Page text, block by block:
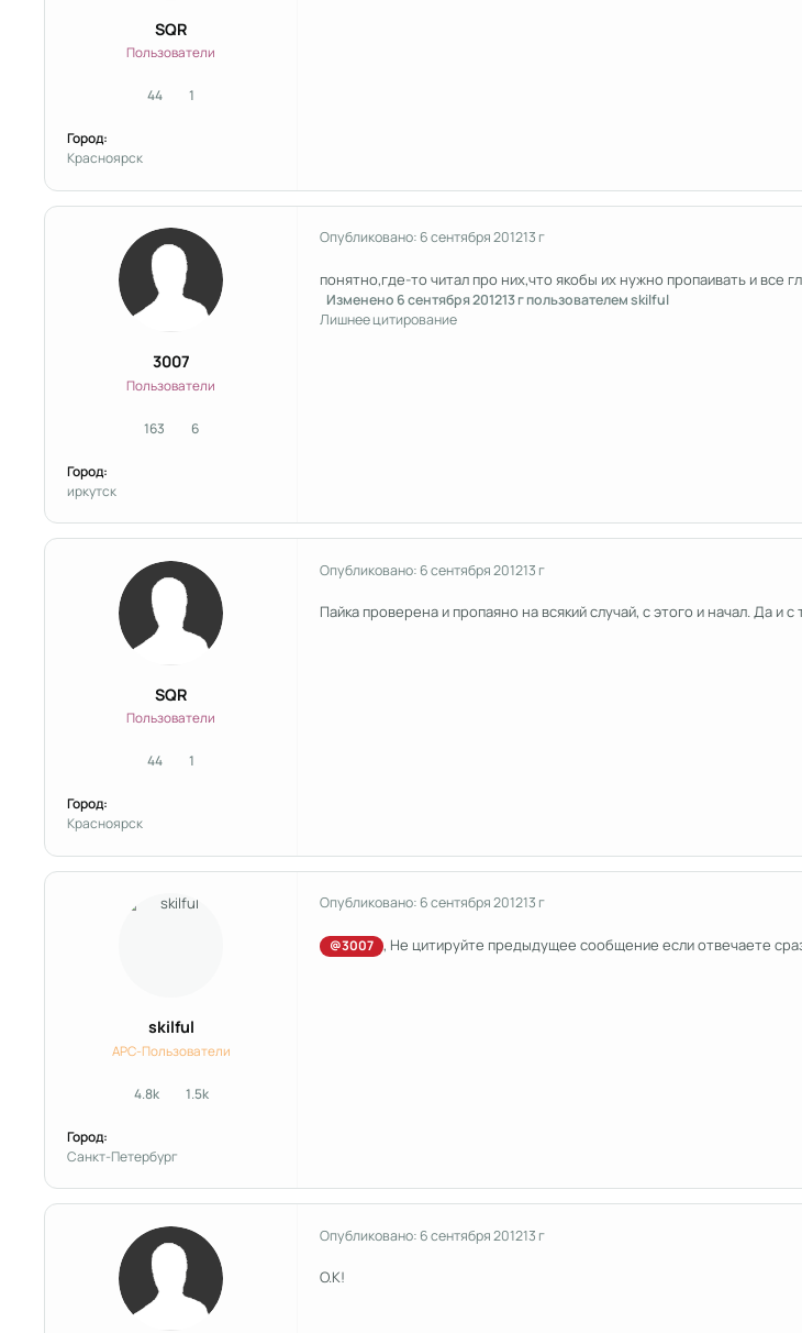
SQR
Пользователи
44сообщения
1Репутация
Город:
Красноярск
3007
Пользователи
163сообщения
6
Репутация
Город:
иркутск
Опубликовано: 6 сентября 201213 г
понятно,где-то читал про них,что якобы их нужно пропаивать и все
Изменено 6 сентября 201213 гпользователем skilful
Лишнее цитирование
SQR
Пользователи
44сообщения
1Репутация
Город:
Красноярск
Опубликовано: 6 сентября 201213 г
Пайка проверена и пропаяно на всякий случай, с этого и начал. Да
skilful
APC-Пользователи
4.8kсообщения
1.5kРепутация
Город:
Санкт-Петербург
Опубликовано: 6 сентября 201213 г
@3007 , Не цитируйте предыдущее сообщение если отвечаете
Опубликовано: 6 сентября 201213 г
О.К!